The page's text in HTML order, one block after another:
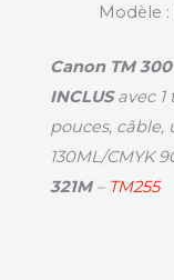
Modèle :
Canon TM 300
INCLUSavec 1
pouces,
130ML/CMYK
321M– TM255